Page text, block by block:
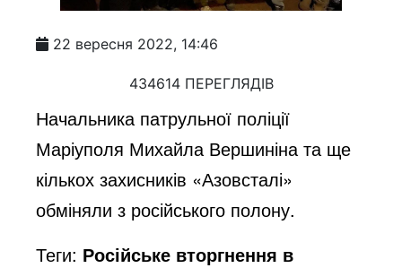
22 вересня 2022, 14:46
434614 ПЕРЕГЛЯДІВ
Начальника патрульної поліції
Маріуполя Михайла Вершиніна та ще
кількох захисників «Азовсталі»
обміняли з російського полону.
Теги: Російське вторгнення в